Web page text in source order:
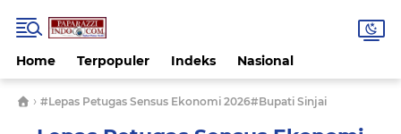
Home Terpopuler Indeks Nasional
› #Lepas Petugas Sensus Ekonomi 2026#Bupati Sinjai